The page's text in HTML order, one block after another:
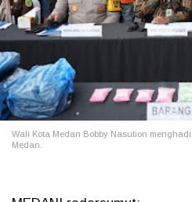
Wali Kota Medan Bobby Nasution
Medan.